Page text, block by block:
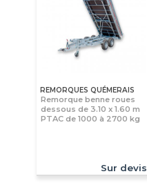
REMORQUES QUÉMERAIS
Remorque benne roues
dessous de 3.10 x 1.60 m
PTAC de 1000 à 2700 kg
Sur devis